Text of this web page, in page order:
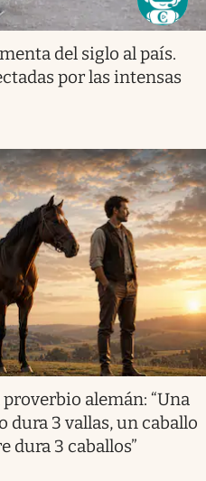
del siglo al país.
por las intensas
alemán: “Una
dura 3 vallas, un caballo
dura 3 caballos”